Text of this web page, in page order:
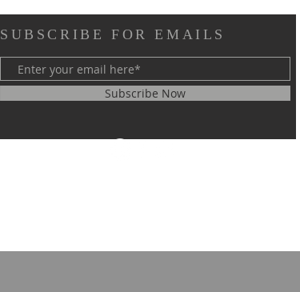
SUBSCRIBE FOR EMAILS
Subscribe Now